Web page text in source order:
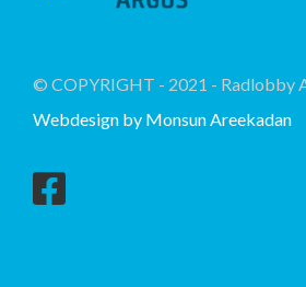
© COPYRIGHT - 2021 - Radlobby
Webdesign by Monsun Areekadan